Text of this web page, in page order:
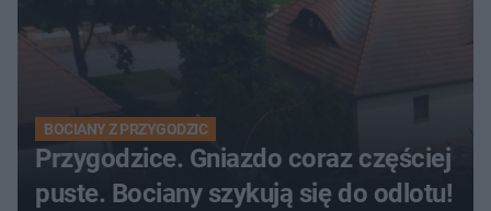
BOCIANY Z PRZYGODZIC
Przygodzice. Gniazdo coraz częściej
puste. Bociany szykują się do odlotu!